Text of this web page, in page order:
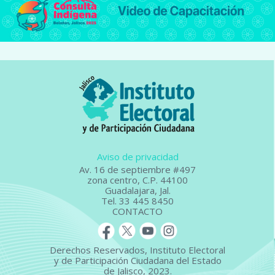
Aviso de privacidad
Av. 16 de septiembre #497
zona centro, C.P. 44100
Guadalajara, Jal.
Tel. 33 445 8450
CONTACTO
Derechos Reservados, Instituto Electoral
y de Participación Ciudadana del Estado
de Jalisco, 2023.